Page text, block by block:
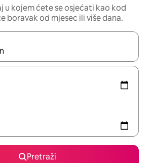
u kojem ćete se osjećati kao kod
boravak od mjesec ili više dana.
rezultati, moći ćete ih pregledati
Pretraži